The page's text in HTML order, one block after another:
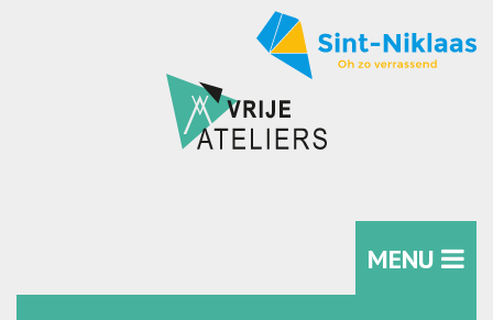
MENU